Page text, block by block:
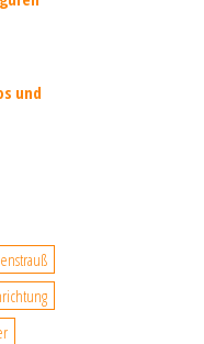
und